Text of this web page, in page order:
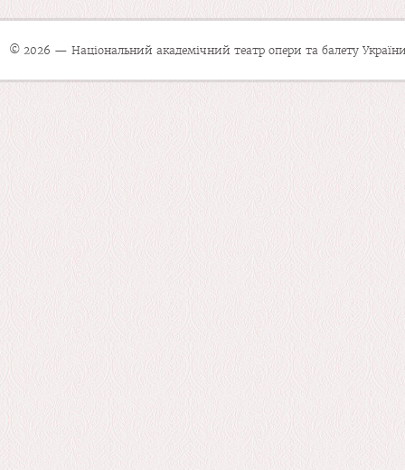
© 2026 — Національний академічний театр опери та балету